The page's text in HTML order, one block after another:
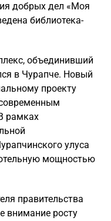
добрых дел «Моя
библиотека-
объединивший
в Чурапче. Новый
проекту
рамках
улуса
мощностью
правительства
внимание росту